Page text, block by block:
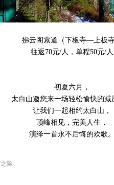
拂云阁索道（下板寺—上板
往返70元/人，单程50元/人
初夏六月，
太白山邀您来一场轻松愉快的减
让我们一起相约太白山，
顶峰相见，完美人生，
演绎一首永不后悔的欢歌
险